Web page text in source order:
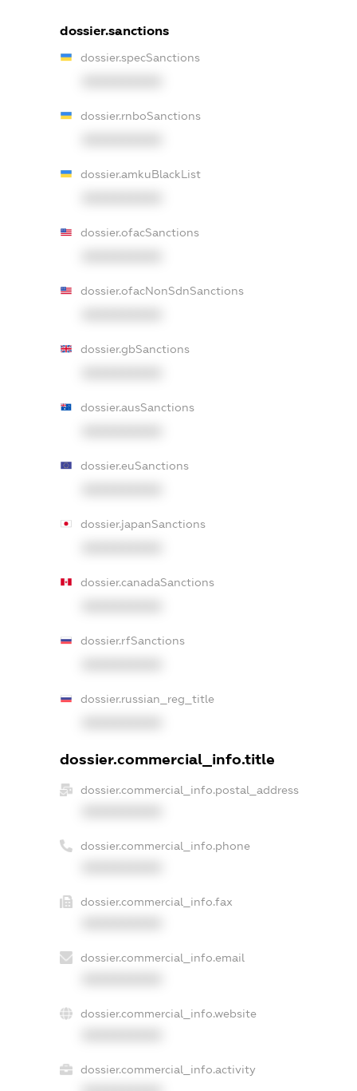
dossier.sanctions
dossier.specSanctions
dossier.rnboSanctions
dossier.amkuBlackList
dossier.ofacSanctions
dossier.ofacNonSdnSanctions
dossier.gbSanctions
dossier.ausSanctions
dossier.euSanctions
dossier.japanSanctions
dossier.canadaSanctions
dossier.rfSanctions
dossier.russian_reg_title
dossier.commercial_info.title
dossier.commercial_info.postal_address
dossier.commercial_info.phone
dossier.commercial_info.fax
dossier.commercial_info.email
dossier.commercial_info.website
dossier.commercial_info.activity